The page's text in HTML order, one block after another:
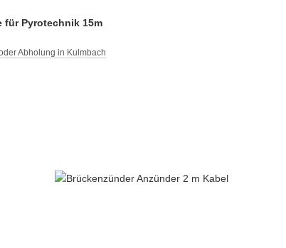
für Pyrotechnik 15m
Abholung in Kulmbach